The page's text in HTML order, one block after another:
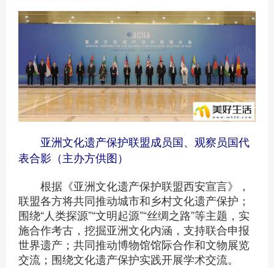
亚洲文化遗产保护联盟成员国、观察员国代
表合影（主办方供图）
根据《亚洲文化遗产保护联盟西安宣言》，
联盟各方将共同推动城市和乡村文化遗产保护；
围绕“人类探源”“文明起源”“丝绸之路”等主题，实
施合作考古，挖掘亚洲文化内涵，支持联合申报
世界遗产；共同推动博物馆馆际合作和文物展览
交流；围绕文化遗产保护实践开展学术交流。